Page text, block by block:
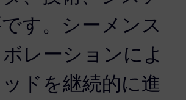
す。シーメンス
レーションによ
ドを継続的に進